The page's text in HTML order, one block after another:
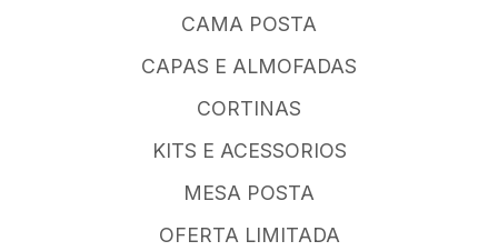
CAMA POSTA
CAPAS E ALMOFADAS
CORTINAS
KITS E ACESSORIOS
MESA POSTA
OFERTA LIMITADA